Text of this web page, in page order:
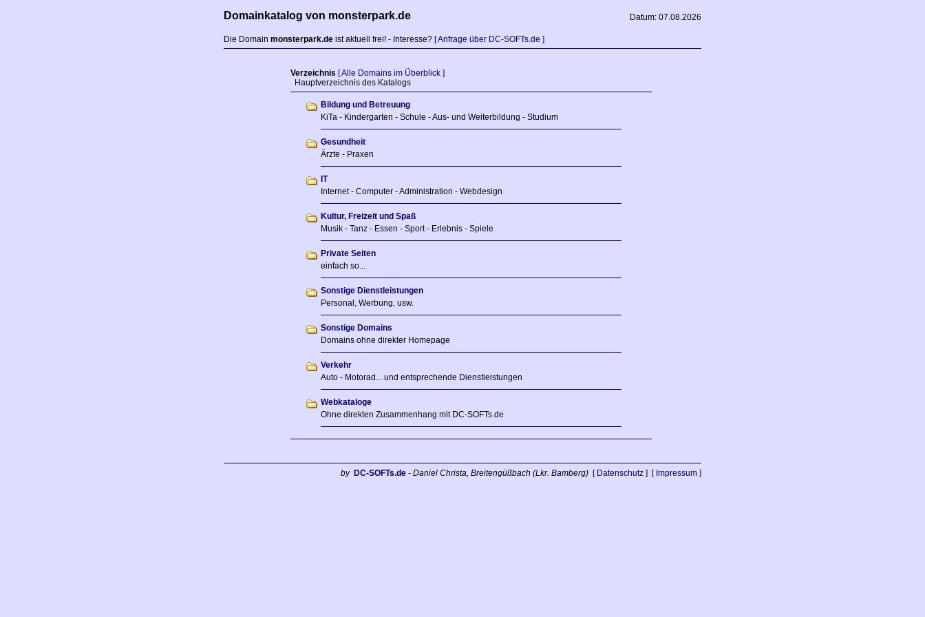
Domainkatalog von monsterpark.de Datum: 07.08.2026
Die Domain monsterpark.de ist aktuell frei! - Interesse? [ Anfrage über DC-SOFTs.de ]
Verzeichnis [ Alle Domains im Überblick ]
Hauptverzeichnis des Katalogs
Bildung und Betreuung
KiTa - Kindergarten - Schule - Aus- und Weiterbildung - Studium
Gesundheit
Ärzte - Praxen
IT
Internet - Computer - Administration - Webdesign
Kultur, Freizeit und Spaß
Musik - Tanz - Essen - Sport - Erlebnis - Spiele
Private Seiten
einfach so...
Sonstige Dienstleistungen
Personal, Werbung, usw.
Sonstige Domains
Domains ohne direkter Homepage
Verkehr
Auto - Motorad... und entsprechende Dienstleistungen
Webkataloge
Ohne direkten Zusammenhang mit DC-SOFTs.de
by DC-SOFTs.de - Daniel Christa, Breitengüßbach (Lkr. Bamberg) [ Datenschutz ] [ Impressum ]